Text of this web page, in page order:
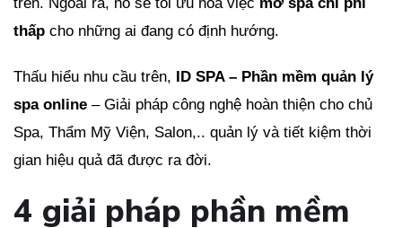
thấp cho những ai đang có định hướng.
Thấu hiểu nhu cầu trên, ID SPA – Phần mềm quản lý
spa online – Giải pháp công nghệ hoàn thiện cho chủ
Spa, Thẩm Mỹ Viện, Salon,.. quản lý và tiết kiệm thời
gian hiệu quả đã được ra đời.
4 giải pháp phần mềm